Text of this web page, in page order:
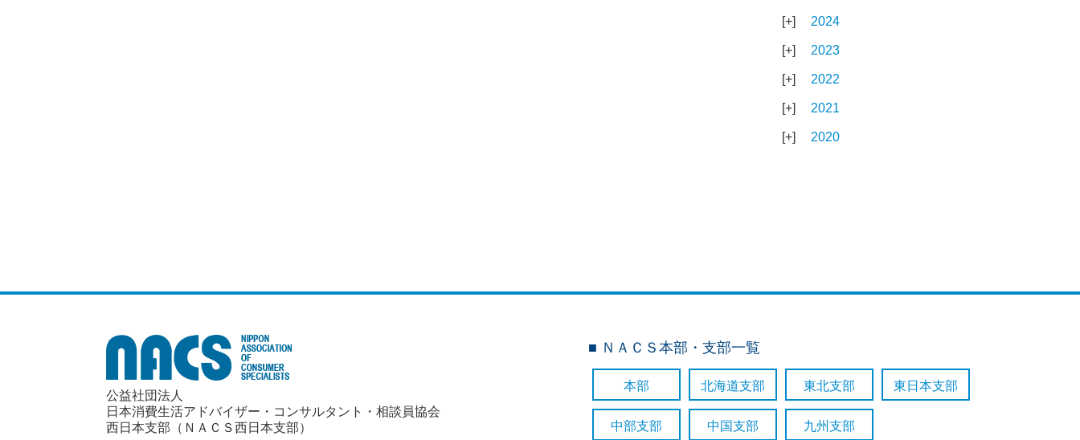
2024
2023
2022
2021
2020
公益社団法人
日本消費生活アドバイザー・コンサルタント・相談員協会
西日本支部（ＮＡＣＳ西日本支部）
■ ＮＡＣＳ本部・支部一覧
本部 北海道支部 東北支部 東日本支部
中部支部 中国支部 九州支部